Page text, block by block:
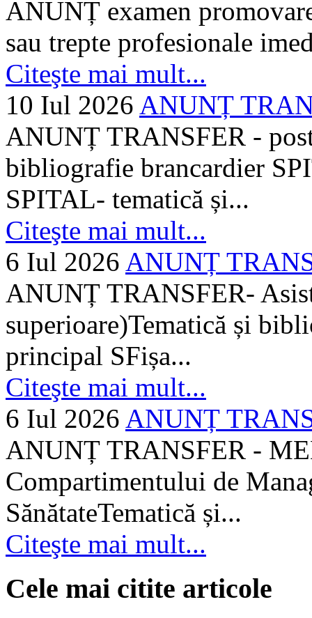
ANUNȚ examen
sau trepte profesionale
Citeşte mai mult...
10 Iul 2026 ANUNȚ
ANUNȚ TRANSFER -
bibliografie brancardier
SPITAL- tematică și...
Citeşte mai mult...
6 Iul 2026 ANUNȚ
ANUNȚ TRANSFER-
superioare)Tematică și
principal SFișa...
Citeşte mai mult...
6 Iul 2026 ANUNȚ
ANUNȚ TRANSFER -
Compartimentului de
SănătateTematică și...
Citeşte mai mult...
Cele mai citite articole